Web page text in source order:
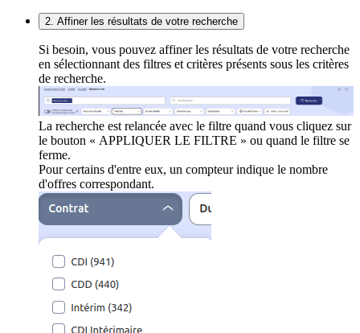
2. Affiner les résultats de votre recherche
Si besoin, vous pouvez affiner les résultats de votre recherche
en sélectionnant des filtres et critères présents sous les critères
de recherche.
La recherche est relancée avec le filtre quand vous cliquez sur
le bouton « APPLIQUER LE FILTRE » ou quand le filtre se
ferme.
Pour certains d'entre eux, un compteur indique le nombre
d'offres correspondant.